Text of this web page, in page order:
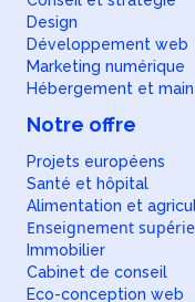
Design
Développement web
Marketing numérique
Hébergement et
Notre offre
Projets européens
Santé et hôpital
Alimentation et
Enseignement
Immobilier
Cabinet de conseil
Eco-conception web